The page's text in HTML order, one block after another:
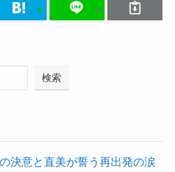
検索
決意と直美が誓う再出発の涙